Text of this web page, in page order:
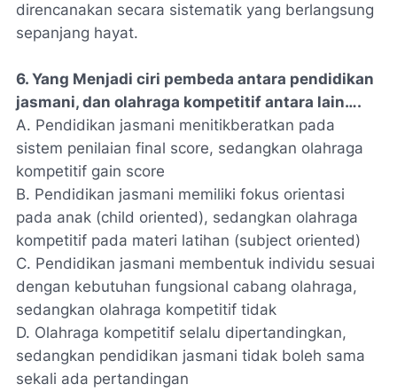
direncanakan secara sistematik yang berlangsung
sepanjang hayat.
6. Yang Menjadi ciri pembeda antara pendidikan
jasmani, dan olahraga kompetitif antara lain….
A. Pendidikan jasmani menitikberatkan pada
sistem penilaian final score, sedangkan olahraga
kompetitif gain score
B. Pendidikan jasmani memiliki fokus orientasi
pada anak (child oriented), sedangkan olahraga
kompetitif pada materi latihan (subject oriented)
C. Pendidikan jasmani membentuk individu sesuai
dengan kebutuhan fungsional cabang olahraga,
sedangkan olahraga kompetitif tidak
D. Olahraga kompetitif selalu dipertandingkan,
sedangkan pendidikan jasmani tidak boleh sama
sekali ada pertandingan